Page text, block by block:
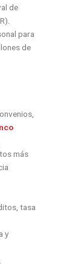
de
para
de
más
tasa
y